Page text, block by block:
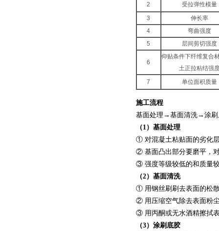
2
受拉弹性模量
3
伸长率
4
弯曲强度
5
层间剪切强度
6
仰贴条件下纤维复合
土正拉粘结强
7
单位面积质量
施工流程
基面处理→基面清洗→涂
（1）基面处理
① 对混凝土粘贴面的劣化
② 基面凸出部分要磨平，
③ 强度等级较低的和质量
（2）基面清洗
① 用钢丝刷刷去表面的松
② 用压缩空气除去表面粉
③ 用丙酮或无水酒精擦拭
（3）涂刷底胶